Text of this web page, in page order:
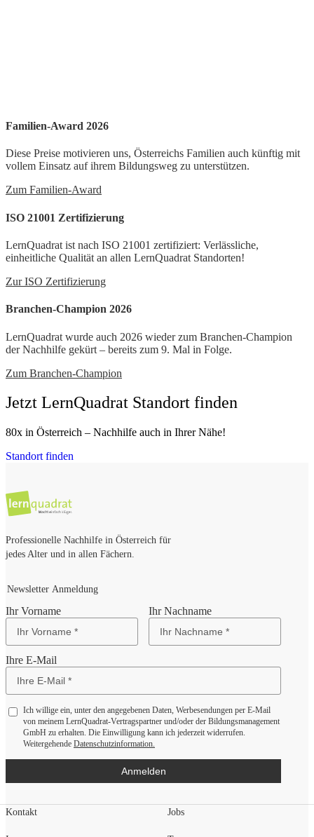
Familien-Award 2026
Diese Preise motivieren uns, Österreichs Familien auch künftig mit
vollem Einsatz auf ihrem Bildungsweg zu unterstützen.
Zum Familien-Award
ISO 21001 Zertifizierung
LernQuadrat ist nach ISO 21001 zertifiziert: Verlässliche,
einheitliche Qualität an allen LernQuadrat Standorten!
Zur ISO Zertifizierung
Branchen-Champion 2026
LernQuadrat wurde auch 2026 wieder zum Branchen-Champion
der Nachhilfe gekürt – bereits zum 9. Mal in Folge.
Zum Branchen-Champion
Jetzt LernQuadrat Standort finden
80x in Österreich – Nachhilfe auch in Ihrer Nähe!
Standort finden
Professionelle Nachhilfe in Österreich für
jedes Alter und in allen Fächern.
Newsletter Anmeldung
Ihr Vorname Ihr Nachname
Ihre E-Mail
Ich willige ein, unter den angegebenen Daten, Werbesendungen per E-Mail
von meinem LernQuadrat-Vertragspartner und/oder der Bildungsmanagement
GmbH zu erhalten. Die Einwilligung kann ich jederzeit widerrufen.
Weitergehende Datenschutzinformation.
Anmelden
Kontakt Jobs